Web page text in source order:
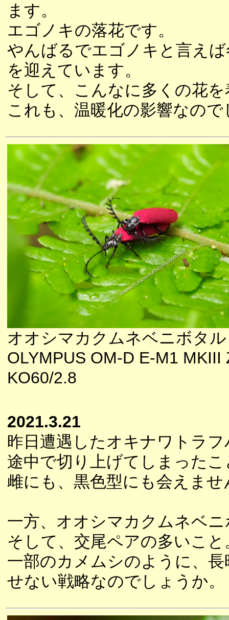
ます。
エゴノキの落花です。
やんばるでエゴノキと言え
を迎えています。
そして、こんなに多くの花
これも、温暖化の影響なの
オオシマカクムネベニボタル
OLYMPUS OM-D E-M1 MKIII
KO60/2.8
2021.3.21
昨日遭遇したオキナワトラ
途中で切り上げてしまった
雌にも、黒色型にも会えま
一方、オオシマカクムネベ
そして、交尾ペアの多いこと
一部のカメムシのように、
せない戦略なのでしょうか。